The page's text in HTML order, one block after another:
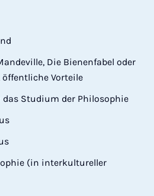
Die Bienenfabel oder
öffentliche Vorteile
Studium der Philosophie
(in interkultureller